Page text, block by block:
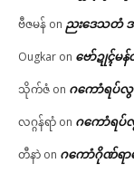
ဗီဇမန် on ညးဒေသတံ
Ougkar on ဗော်ဍုၚ်မ
သိုက်ဇံ on ဂကောံရပ်လွ
လဂ္ဂန်ရာံ on ဂကောံရပ်
တီနာဲ on ဂကောံဂိုဏ်ရ